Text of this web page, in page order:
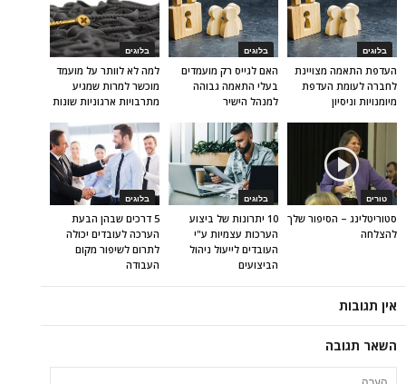
בלוגים
למה לא לוותר על מועמד
מוכשר למרות שמגיע
מתרבויות ארגוניות שונות
בלוגים
האם לגייס רק מועמדים
בעלי התאמה גבוהה
למנהל הישיר
בלוגים
העדפת התאמה מצויינת
לחברה לעומת העדפת
מיומנויות וניסיון
בלוגים
5 דרכים שבהן הבעת
הערכה לעובדים יכולה
לתרום לשיפור מקום
העבודה
בלוגים
10 יתרונות של ביצוע
הערכות עצמיות ע"י
העובדים לייעול ניהול
הביצועים
טורים
סטוריטלינג – הסיפור שלך
להצלחה
אין תגובות
השאר תגובה